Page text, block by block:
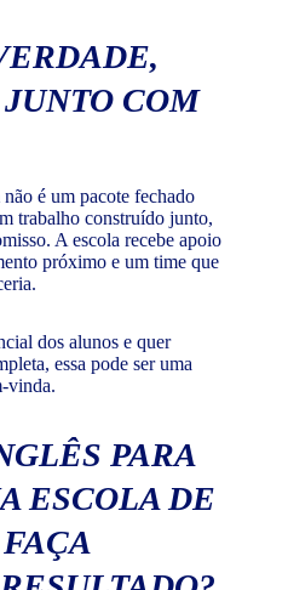
COM
é um pacote fechado
trabalho construído junto,
A escola recebe apoio
próximo e um time que
dos alunos e quer
essa pode ser uma
vinda.
PARA
ESCOLA DE